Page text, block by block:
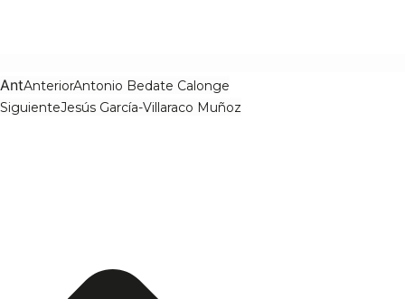
AntAnteriorAntonio Bedate Calonge
SiguienteJesús García-Villaraco Muñoz